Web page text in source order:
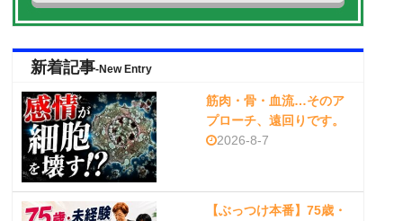
新着記事-New Entry
筋肉・骨・血流…そのア
プローチ、遠回りです。
2026-8-7
【ぶっつけ本番】75歳・